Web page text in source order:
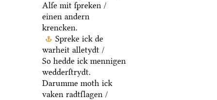
Alſe mit ſpreken /
einen andern
krencken.
Spreke ick de
warheit alletydt /
So hedde ick mennigen
wedderſtrydt.
Darumme moth ick
vaken radtſlagen /